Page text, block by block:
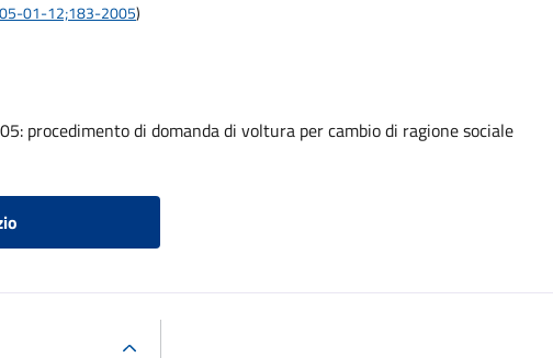
01-12;183-2005)
procedimento di domanda di voltura per cambio di ragione sociale